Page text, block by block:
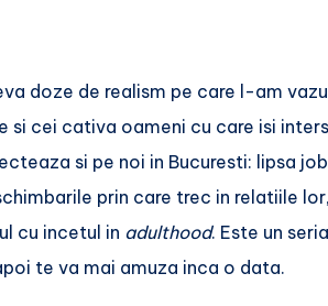
doze de realism pe care l-am
si cei cativa oameni cu care isi
si pe noi in Bucuresti: lipsa
prin care trec in relatiile
cu incetul in adulthood. Este un
te va mai amuza inca o data.